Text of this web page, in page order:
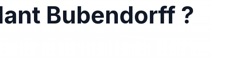
Bubendorff ?